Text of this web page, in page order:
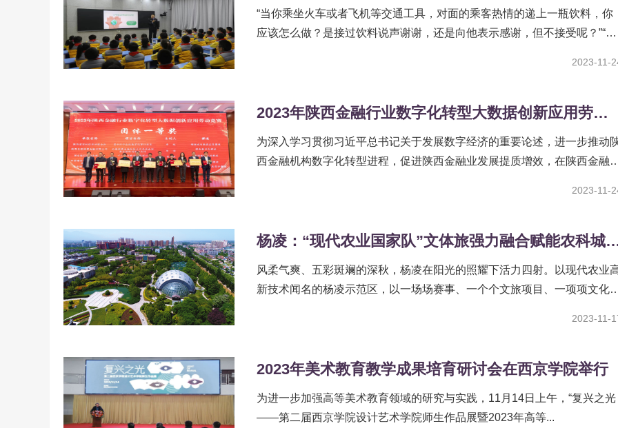
“当你乘坐火车或者飞机等交通工具，对面的乘客热情的递上一瓶饮料，你
应该怎么做？是接过饮料说声谢谢，还是向他表示感谢，但不接受呢？”“当
2023-11-
2023年陕西金融行业数字化转型大数据创新应用劳动竞赛表彰大会暨竞赛成果交流汇报会在西安举行
为深入学习贯彻习近平总书记关于发展数字经济的重要论述，进一步推动
西金融机构数字化转型进程，促进陕西金融业发展提质增效，在陕西金融
2023-11-
杨凌：“现代农业国家队”文体旅强力融合
风柔气爽、五彩斑斓的深秋，杨凌在阳光的照耀下活力四射。以现代农业
新技术闻名的杨凌示范区，以一场场赛事、一个个文旅项目、一项项文化
2023-11-
2023年美术教育教学成果培育研讨会在西京学院举行
为进一步加强高等美术教育领域的研究与实践，11月14日上午，“复兴之光
——第二届西京学院设计艺术学院师生作品展暨2023年高等...